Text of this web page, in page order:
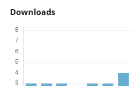
Downloads